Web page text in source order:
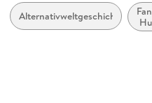
Reihe
Zamonien, 7
Alternativweltgeschichten